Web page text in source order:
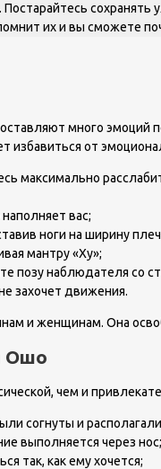
их и вы сможете
много
избавиться от
максимально
вас;
ноги на ширину
мантру «Ху»;
позу наблюдателя со
захочет движения.
и женщинам. Она
Ошо
чем и
согнуты и
выполняется через нос;
так, как ему хочется;